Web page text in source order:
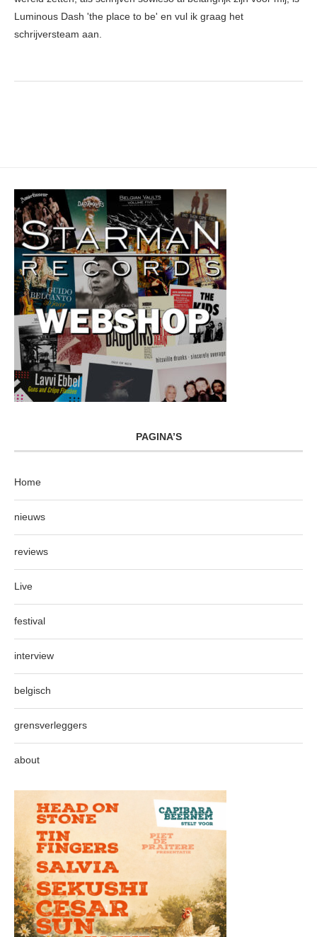
Luminous Dash 'the place to be' en vul ik graag het
schrijversteam aan.
PAGINA’S
Home
nieuws
reviews
Live
festival
interview
belgisch
grensverleggers
about